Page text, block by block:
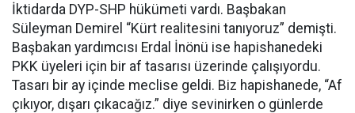
İktidarda DYP-SHP hükümeti vardı. Başbakan
Süleyman Demirel “Kürt realitesini tanıyoruz” demişti.
Başbakan yardımcısı Erdal İnönü ise hapishanedeki
PKK üyeleri için bir af tasarısı üzerinde çalışıyordu.
Tasarı bir ay içinde meclise geldi. Biz hapishanede, “Af
çıkıyor, dışarı çıkacağız.” diye sevinirken o günlerde